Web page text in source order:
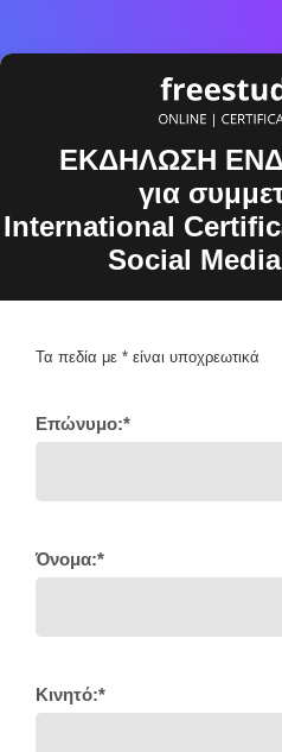
ΕΚΔΗΛΩΣΗ
για
International
Social
Τα πεδία με * είναι υποχρεωτικά
Επώνυμο:*
Όνομα:*
Κινητό:*